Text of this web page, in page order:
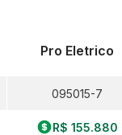
Pro Eletrico
095015-7
R$ 155.880